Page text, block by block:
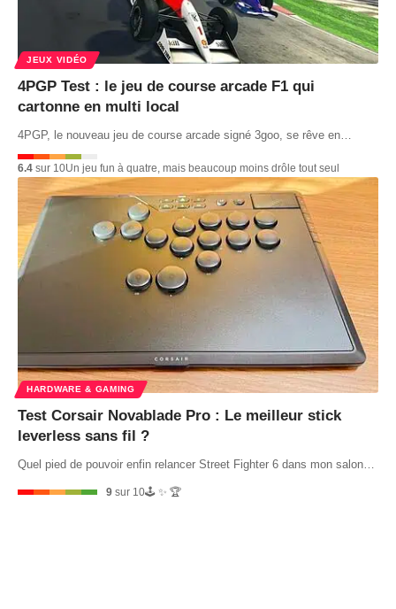
JEUX VIDÉO
4PGP Test : le jeu de course arcade F1 qui
cartonne en multi local
4PGP, le nouveau jeu de course arcade signé 3goo, se rêve en…
6.4 sur 10Un jeu fun à quatre, mais beaucoup moins drôle tout seul
HARDWARE & GAMING
Test Corsair Novablade Pro : Le meilleur stick
leverless sans fil ?
Quel pied de pouvoir enfin relancer Street Fighter 6 dans mon salon…
9 sur 10🕹️ ✨ 🏆